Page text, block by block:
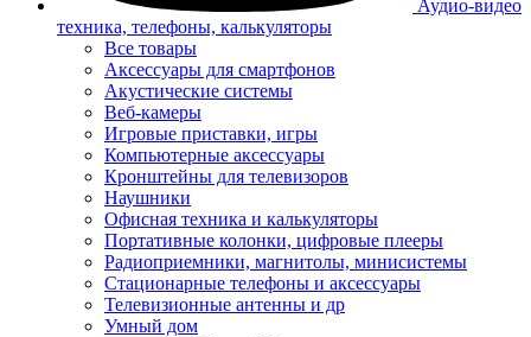
Аудио-видео
техника, телефоны, калькуляторы
Все товары
Аксессуары для смартфонов
Акустические системы
Веб-камеры
Игровые приставки, игры
Компьютерные аксессуары
Кронштейны для телевизоров
Наушники
Офисная техника и калькуляторы
Портативные колонки, цифровые плееры
Радиоприемники, магнитолы, минисистемы
Стационарные телефоны и аксессуары
Телевизионные антенны и др
Умный дом